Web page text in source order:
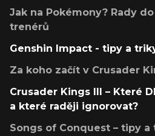
Jak na Pokémony? Rady
trenérů
Genshin Impact - tipy a
Za koho začít v Crusader
Crusader Kings III – Které
a které raději ignorovat?
Songs of Conquest – tipy a